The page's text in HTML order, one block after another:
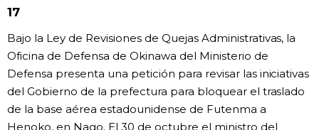
17
Bajo la Ley de Revisiones de Quejas Administrativas, la
Oficina de Defensa de Okinawa del Ministerio de
Defensa presenta una petición para revisar las iniciativas
del Gobierno de la prefectura para bloquear el traslado
de la base aérea estadounidense de Futenma a
Henoko, en Nago. El 30 de octubre el ministro del